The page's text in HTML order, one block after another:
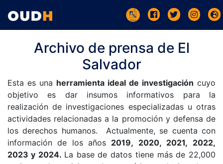
Archivo de prensa de El
Salvador
Esta es una herramienta ideal de investigación cuyo
objetivo es dar insumos informativos para la
realización de investigaciones especializadas u otras
actividades relacionadas a la promoción y defensa de
los derechos humanos. Actualmente, se cuenta con
información de los años 2019, 2020, 2021, 2022,
2023 y 2024. La base de datos tiene más de 22,000